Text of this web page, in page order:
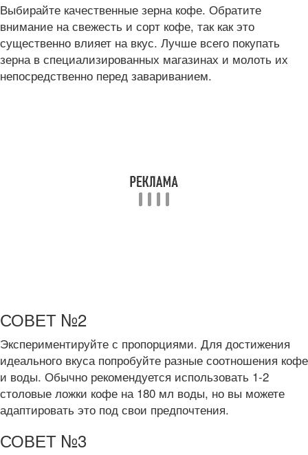
Выбирайте качественные зерна кофе. Обратите
внимание на свежесть и сорт кофе, так как это
существенно влияет на вкус. Лучше всего покупать
зерна в специализированных магазинах и молоть их
непосредственно перед завариванием.
СОВЕТ №2
Экспериментируйте с пропорциями. Для достижения
идеального вкуса попробуйте разные соотношения кофе
и воды. Обычно рекомендуется использовать 1-2
столовые ложки кофе на 180 мл воды, но вы можете
адаптировать это под свои предпочтения.
СОВЕТ №3